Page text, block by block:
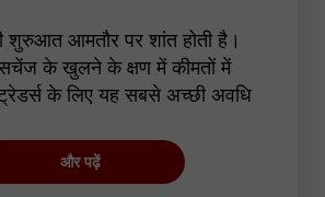
शुरुआत आमतौर पर शांत होती है।
के खुलने के क्षण में कीमतों में
के लिए यह सबसे अच्छी अवधि
वृद्धि हुई गतिविधि दिखाई देती है।
और पढ़ें